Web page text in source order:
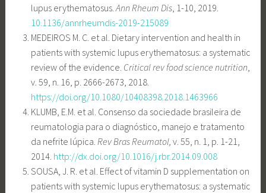
lupus erythematosus.Ann Rheum Dis, 1-10, 2019.
10.1136/annrheumdis-2019-215089
MEDEIROS M. C. et al. Dietary intervention and health in
patients with systemic lupus erythematosus: a systematic
review of the evidence. Critical rev food science nutrition,
v. 59, n. 16, p. 2666-2673, 2018.
https://doi.org/10.1080/10408398.2018.1463966
KLUMB, E.M. et al. Consenso da sociedade brasileira de
reumatologia para o diagnóstico, manejo e tratamento
da nefrite lúpica. Rev Bras Reumatol, v. 55, n. 1, p. 1-21,
2014. http://dx.doi.org/10.1016/j.rbr.2014.09.008
SOUSA, J. R. et al. Effect of vitamin D supplementation on
patients with systemic lupus erythematosus: a systematic